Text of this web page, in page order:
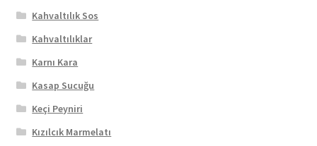
Kahvaltılık Sos
Kahvaltılıklar
Karnı Kara
Kasap Sucuğu
Keçi Peyniri
Kızılcık Marmelatı